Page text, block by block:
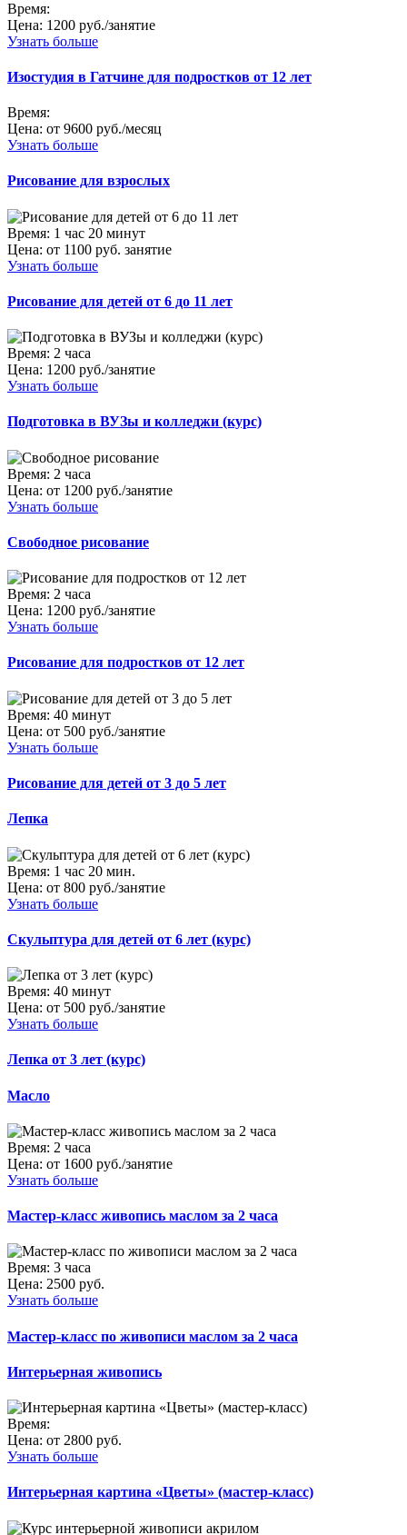
Время:
Цена: 1200 руб./занятие
Узнать больше
Изостудия в Гатчине для подростков от 12 лет
Время:
Цена: от 9600 руб./месяц
Узнать больше
Рисование для взрослых
Время: 1 час 20 минут
Цена: от 1100 руб. занятие
Узнать больше
Рисование для детей от 6 до 11 лет
Время: 2 часа
Цена: 1200 руб./занятие
Узнать больше
Подготовка в ВУЗы и колледжи (курс)
Время: 2 часа
Цена: от 1200 руб./занятие
Узнать больше
Свободное рисование
Время: 2 часа
Цена: 1200 руб./занятие
Узнать больше
Рисование для подростков от 12 лет
Время: 40 минут
Цена: от 500 руб./занятие
Узнать больше
Рисование для детей от 3 до 5 лет
Лепка
Время: 1 час 20 мин.
Цена: от 800 руб./занятие
Узнать больше
Скульптура для детей от 6 лет (курс)
Время: 40 минут
Цена: от 500 руб./занятие
Узнать больше
Лепка от 3 лет (курс)
Масло
Время: 2 часа
Цена: от 1600 руб./занятие
Узнать больше
Мастер-класс живопись маслом за 2 часа
Время: 3 часа
Цена: 2500 руб.
Узнать больше
Мастер-класс по живописи маслом за 2 часа
Интерьерная живопись
Время:
Цена: от 2800 руб.
Узнать больше
Интерьерная картина «Цветы» (мастер-класс)